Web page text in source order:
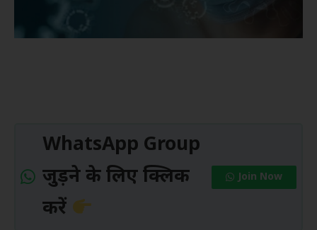
WhatsApp Group
जुड़ने के लिए क्लिक
करें
Join Now